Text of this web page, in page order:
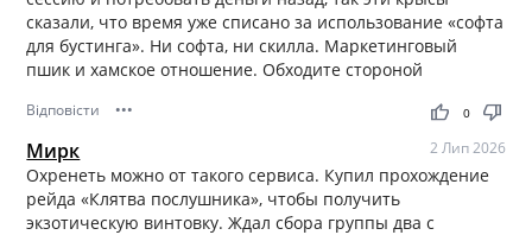
сказали, что время уже списано за использование «софта
для бустинга». Ни софта, ни скилла. Маркетинговый
пшик и хамское отношение. Обходите стороной
Відповісти ••• thumb_up thumb_down
0
Мирк 2 Лип 2026
Охренеть можно от такого сервиса. Купил прохождение
рейда «Клятва послушника», чтобы получить
экзотическую винтовку. Ждал сбора группы два с